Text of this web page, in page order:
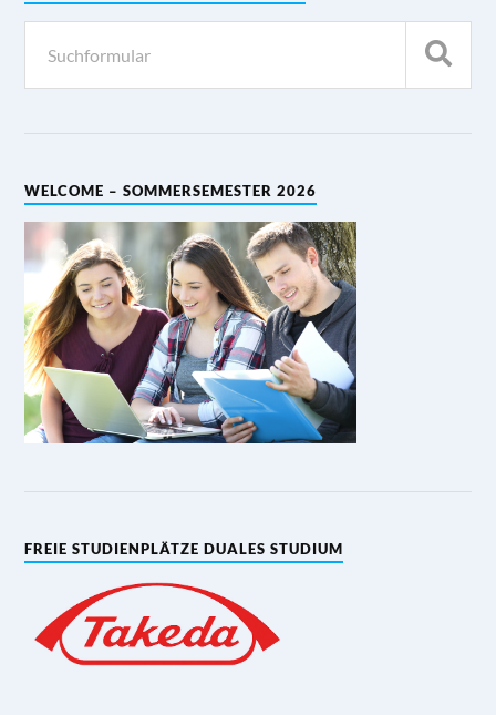
WELCOME – SOMMERSEMESTER 2026
» Firmenprofile
FREIE STUDIENPLÄTZE DUALES STUDIUM